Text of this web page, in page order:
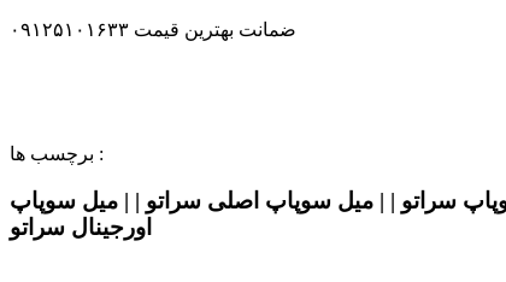
ضمانت بهترین قیمت ۰۹۱۲۵۱۰۱۶۳۳
برچسب ها :
سراتو | | میل سوپاپ اصلی سراتو | | میل سوپاپ
اورجینال سراتو